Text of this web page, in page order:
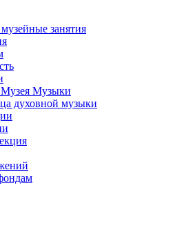
занятия
Музыки
духовной музыки